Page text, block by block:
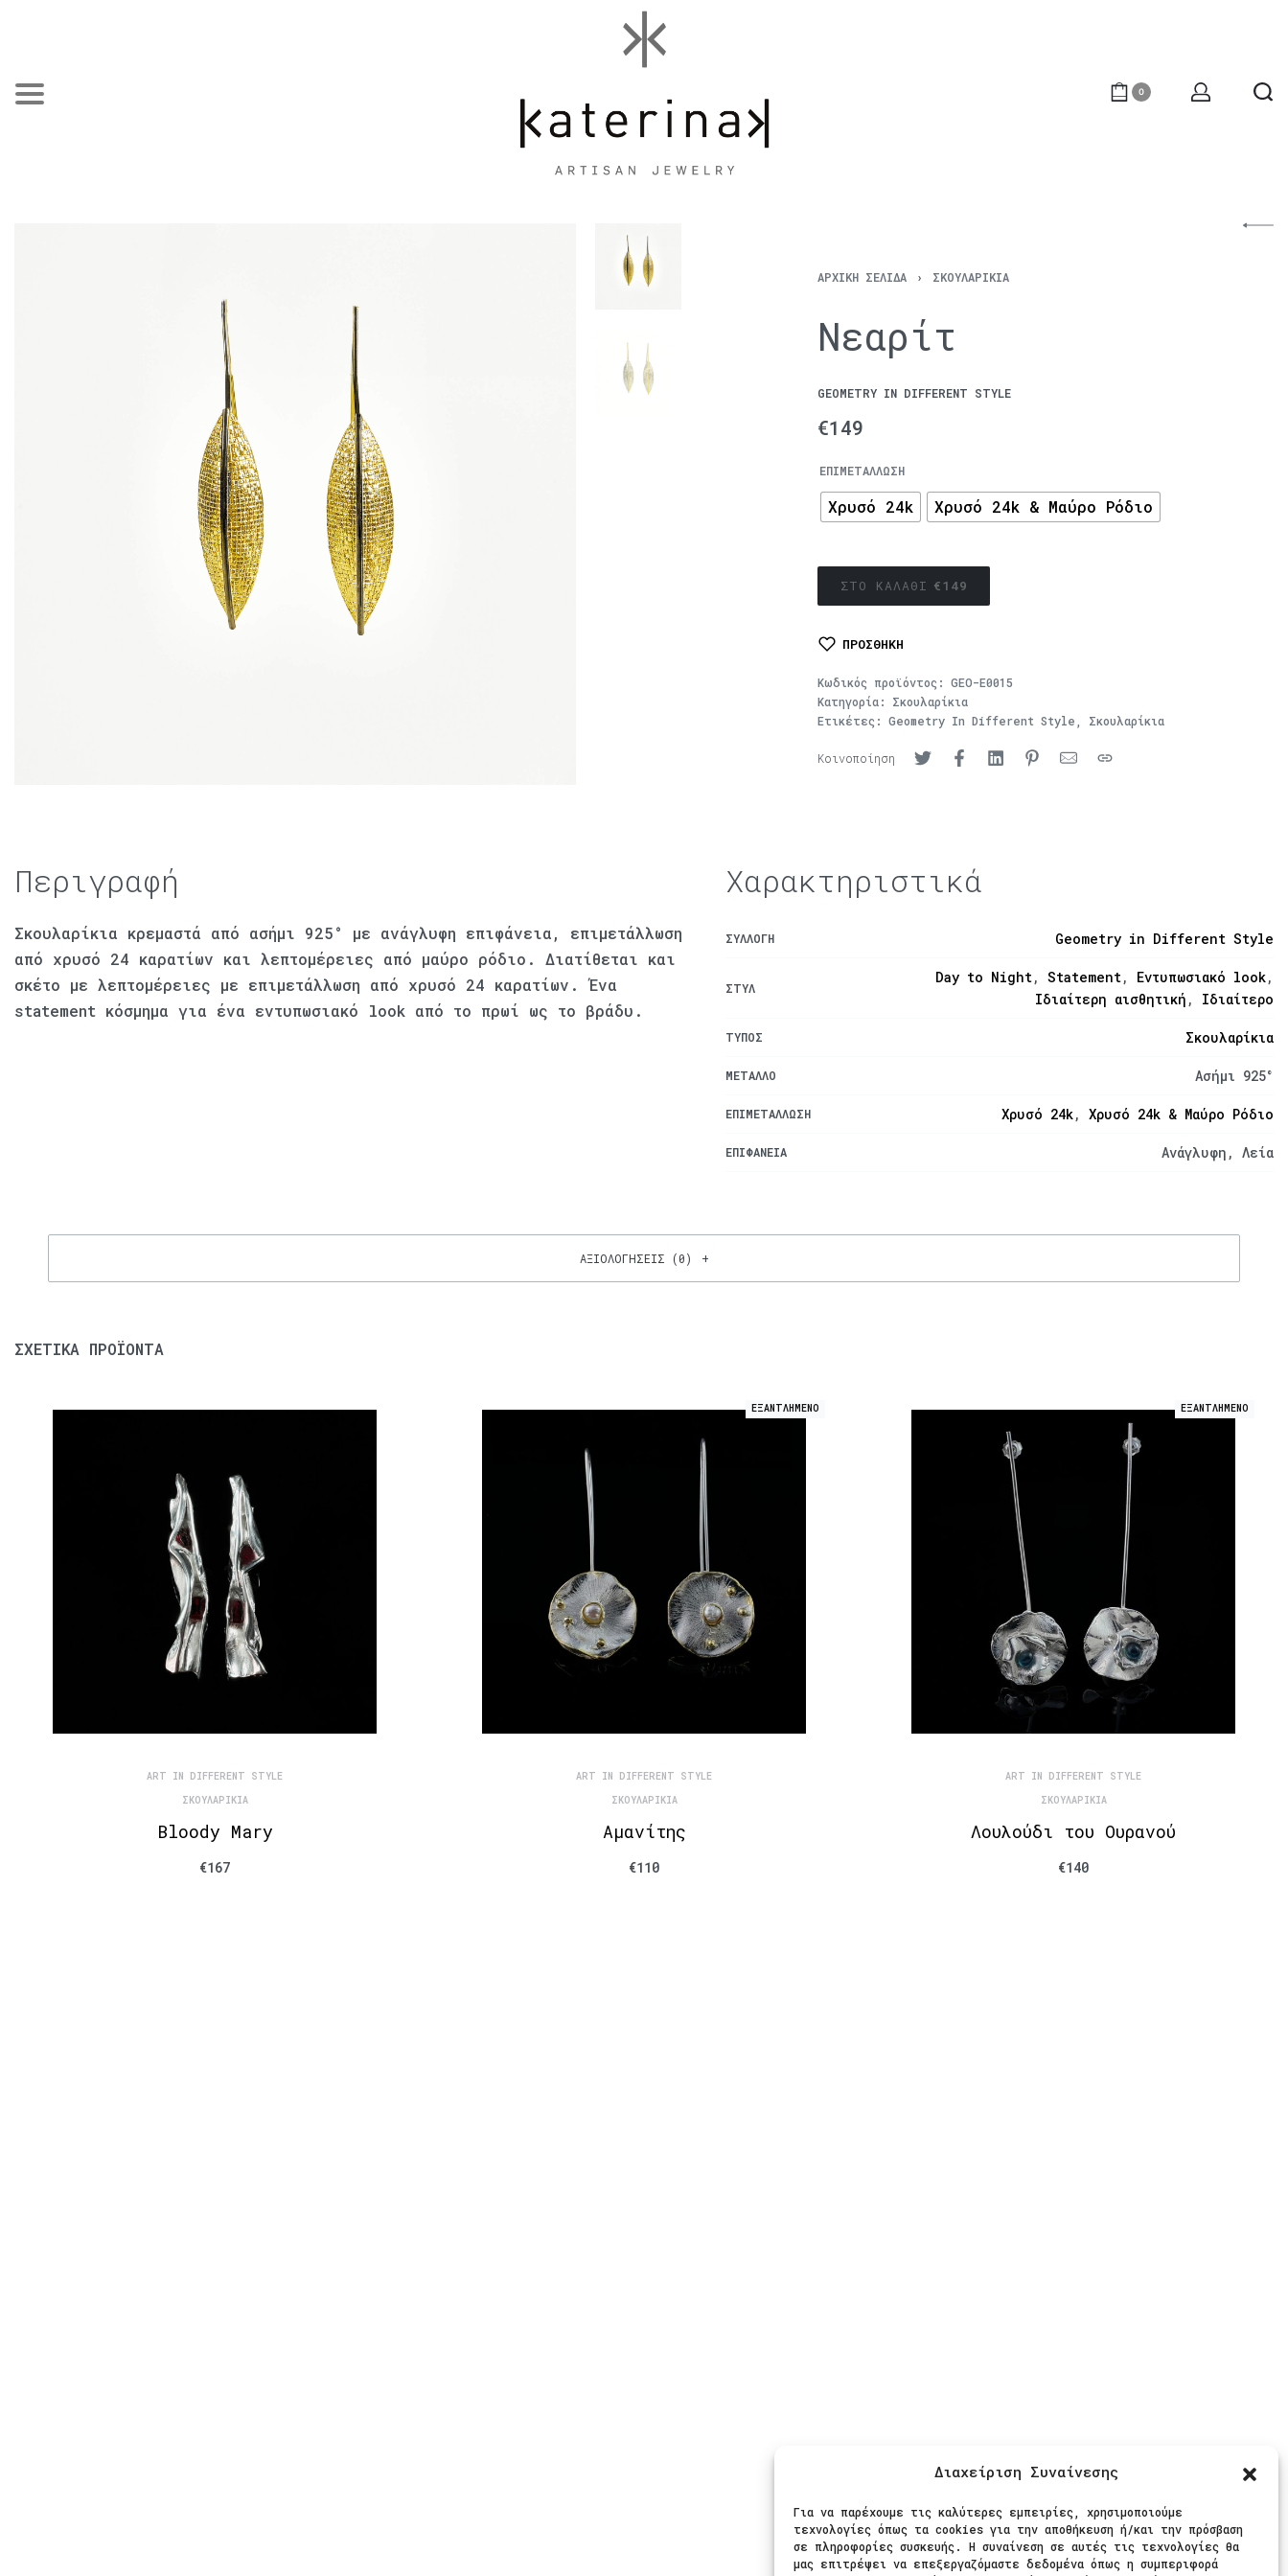
Διαχείριση Συναίνεσης
Για να παρέχουμε τις καλύτερες εμπειρίες, χρησιμοποιούμε
τεχνολογίες όπως τα cookies για την αποθήκευση ή/και την πρόσβαση
σε πληροφορίες συσκευής. Η συναίνεση σε αυτές τις τεχνολογίες θα
μας επιτρέψει να επεξεργαζόμαστε δεδομένα όπως η συμπεριφορά
0
ΑΡΧΙΚΉ ΣΕΛΊΔΑ › ΣΚΟΥΛΑΡΊΚΙΑ
Νεαρίτ
GEOMETRY IN DIFFERENT STYLE
€149
ΕΠΙΜΕΤΆΛΛΩΣΗ
Χρυσό 24k Χρυσό 24k & Μαύρο Ρόδιο
€149
ΣΤΟ ΚΑΛΆΘΙ
ΠΡΟΣΘΉΚΗ
Κωδικός προϊόντος:GEO-E0015
Κατηγορία: Σκουλαρίκια
Ετικέτες:Geometry In Different Style Σκουλαρίκια
Κοινοποίηση
Περιγραφή
Σκουλαρίκια κρεμαστά από ασήμι 925° με ανάγλυφη επιφάνεια, επιμετάλλωση
από χρυσό 24 καρατίων και λεπτομέρειες από μαύρο ρόδιο. Διατίθεται και
σκέτο με λεπτομέρειες με επιμετάλλωση από χρυσό 24 καρατίων. Ένα
statement κόσμημα για ένα εντυπωσιακό look από το πρωί ως το βράδυ.
Χαρακτηριστικά
ΣΥΛΛΟΓΉ Geometry in Different Style
ΣΤΥΛ
Day to Night, Statement, Εντυπωσιακό look,
Ιδιαίτερη αισθητική , Ιδιαίτερο
ΤΎΠΟΣ Σκουλαρίκια
ΜΈΤΑΛΛΟ Ασήμι 925°
ΕΠΙΜΕΤΆΛΛΩΣΗ Χρυσό 24k, Χρυσό 24k & Μαύρο Ρόδιο
ΕΠΙΦΆΝΕΙΑ Ανάγλυφη, Λεία
ΑΞΙΟΛΟΓΉΣΕΙΣ (0)
ΣΧΕΤΙΚΆ ΠΡΟΪΌΝΤΑ
ART IN DIFFERENT STYLE
ΣΚΟΥΛΑΡΊΚΙΑ
Bloody Mary
€167
ΕΞΑΝΤΛΗΜΕΝΟ
ART IN DIFFERENT STYLE
ΣΚΟΥΛΑΡΊΚΙΑ
Αμανίτης
€110
ΕΞΑΝΤΛΗΜΕΝΟ
ART IN DIFFERENT STYLE
ΣΚΟΥΛΑΡΊΚΙΑ
Λουλούδι του Ουρανού
€140
Ακολουθήστε μας